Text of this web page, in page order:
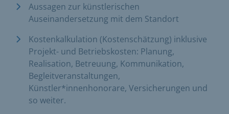
Aussagen zur künstlerischen
Auseinandersetzung mit dem Standort
Kostenkalkulation (Kostenschätzung) inklusive
Projekt- und Betriebskosten: Planung,
Realisation, Betreuung, Kommunikation,
Begleitveranstaltungen,
Künstler*innenhonorare, Versicherungen und
so weiter.